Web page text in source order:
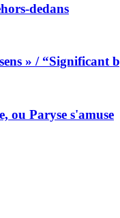
dedans
» / “Significant
ou Paryse s'amuse